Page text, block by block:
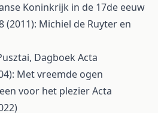
Koninkrijk in de 17de eeuw
(2011): Michiel de Ruyter en
Dagboek Acta
Met vreemde ogen
voor het plezierActa